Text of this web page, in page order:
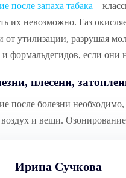
после запаха табака –
их невозможно. Газ
от утилизации, разрушая
и формальдегидов, если они
плесени,
после болезни
воздух и вещи.
Ирина Сучкова